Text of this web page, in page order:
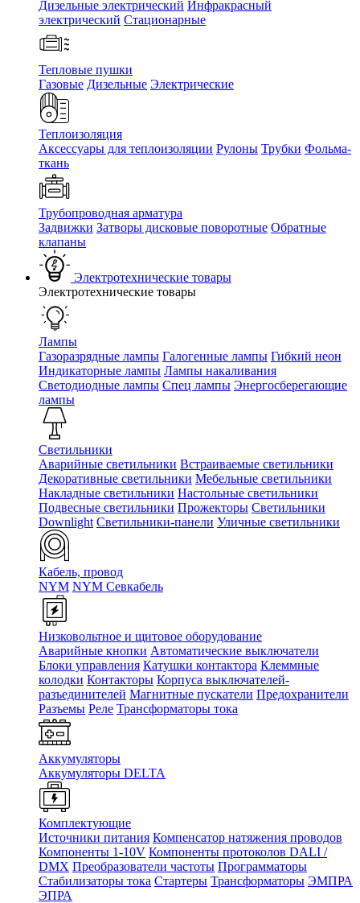
Дизельные электрический Инфракрасный
электрический Стационарные
Тепловые пушки
Газовые Дизельные Электрические
Теплоизоляция
Аксессуары для теплоизоляции Рулоны Трубки Фольма-
ткань
Трубопроводная арматура
Задвижки Затворы дисковые поворотные Обратные
клапаны
Электротехнические товары
Электротехнические товары
Лампы
Газоразрядные лампы Галогенные лампы Гибкий неон
Индикаторные лампы Лампы накаливания
Светодиодные лампы Спец лампы Энергосберегающие
лампы
Светильники
Аварийные светильники Встраиваемые светильники
Декоративные светильники Мебельные светильники
Накладные светильники Настольные светильники
Подвесные светильники Прожекторы Светильники
Downlight Светильники-панели Уличные светильники
Кабель, провод
NYM NYM Севкабель
Низковольтное и щитовое оборудование
Аварийные кнопки Автоматические выключатели
Блоки управления Катушки контактора Клеммные
колодки Контакторы Корпуса выключателей-
разъединителей Магнитные пускатели Предохранители
Разъемы Реле Трансформаторы тока
Аккумуляторы
Аккумуляторы DELTA
Комплектующие
Источники питания Компенсатор натяжения проводов
Компоненты 1-10V Компоненты протоколов DALI /
DMX Преобразователи частоты Программаторы
Стабилизаторы тока Стартеры Трансформаторы ЭМПРА
ЭПРА